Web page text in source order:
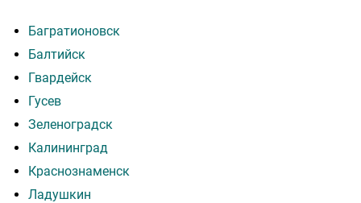
Багратионовск
Балтийск
Гвардейск
Гусев
Зеленоградск
Калининград
Краснознаменск
Ладушкин